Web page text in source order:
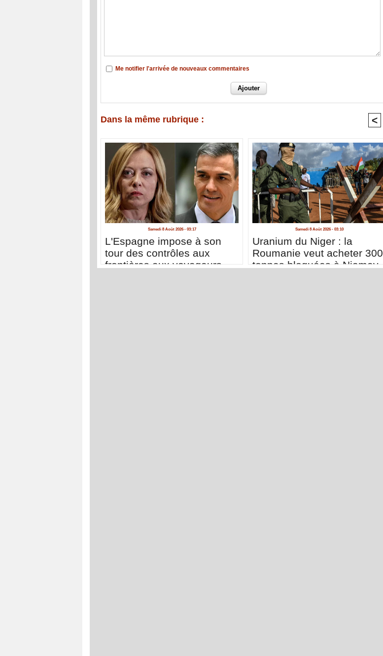
Me notifier l'arrivée de nouveaux commentaires
Dans la même rubrique : <
Samedi 8 Août 2026 - 03:17
L'Espagne impose à son
tour des contrôles aux
frontières aux voyageurs
Samedi 8 Août 2026 - 03:10
Uranium du Niger : la
Roumanie veut acheter 300
tonnes bloquées à Niamey